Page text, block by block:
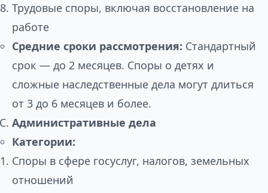
Трудовые споры, включая восстановление на
работе
Средние сроки рассмотрения: Стандартный
срок — до 2 месяцев. Споры о детях и
сложные наследственные дела могут длиться
от 3 до 6 месяцев и более.
Административные дела
Категории:
Споры в сфере госуслуг, налогов, земельных
отношений